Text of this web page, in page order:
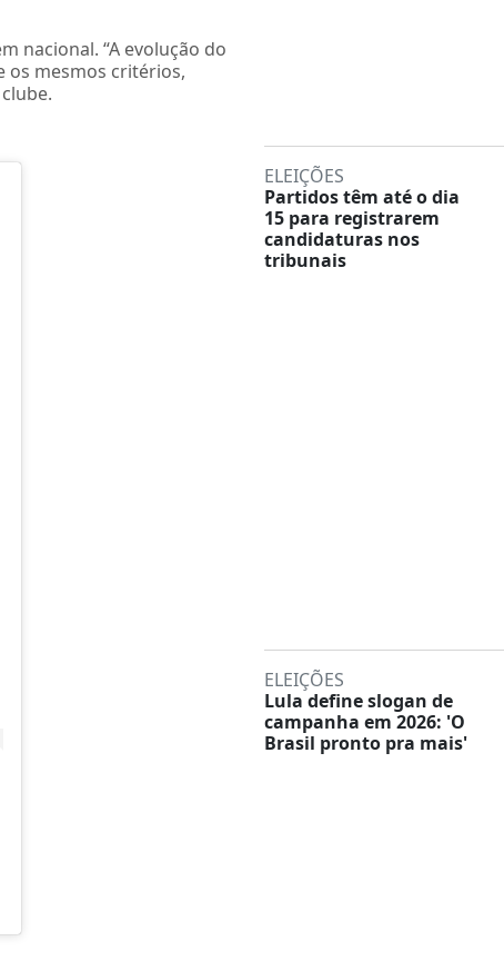
nacional. “A evolução do
mesmos critérios,
ELEIÇÕES
Partidos têm até o dia
15 para registrarem
candidaturas nos
tribunais
ELEIÇÕES
Lula define slogan de
campanha em 2026: 'O
Brasil pronto pra mais'